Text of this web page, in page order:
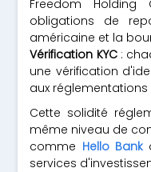
Freedom
obligations de
américaine et la
Vérification KYC:
une vérification
aux
Cette solidité
même niveau de
comme Hello Bank
services